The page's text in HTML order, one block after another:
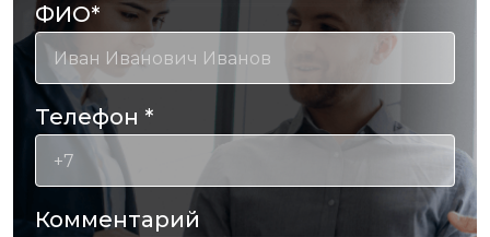
ФИО*
Телефон *
Комментарий